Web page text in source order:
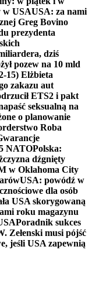
w USAUSA: za nami
Greg Bovino
prezydenta
dziś
pozew na 10 mld
15) Elżbieta
zakazu aut
ETS2 i pakt
seksualną na
o planowanie
Roba
NATOPolska:
dźgnięty
w Oklahoma City
USA: powódź w
dla osób
USA skorygowaną
roku magazynu
Poradnik sukces
Zełenski musi pójść
jeśli USA zapewnią